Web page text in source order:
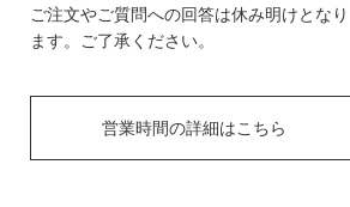
ご注文やご質問への回答は休み明けとなり
ます。ご了承ください。
営業時間の詳細はこちら